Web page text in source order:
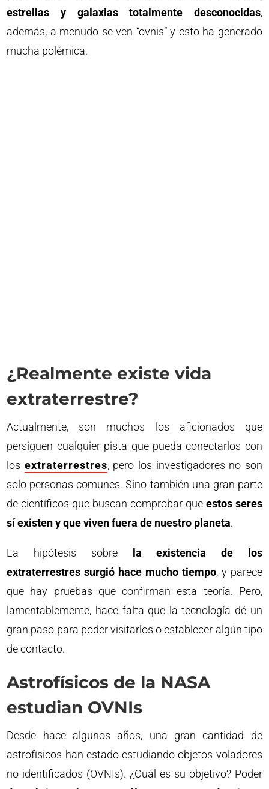
estrellas y galaxias totalmente desconocidas,
además, a menudo se ven “ovnis” y esto ha generado
mucha polémica.
¿Realmente existe vida
extraterrestre?
Actualmente, son muchos los aficionados que
persiguen cualquier pista que pueda conectarlos con
los extraterrestres, pero los investigadores no son
solo personas comunes. Sino también una gran parte
de científicos que buscan comprobar que estos seres
sí existen y que viven fuera de nuestro planeta.
La hipótesis sobre
la existencia de los
extraterrestres surgió hace mucho tiempo, y parece
que hay pruebas que confirman esta teoría. Pero,
lamentablemente, hace falta que la tecnología dé un
gran paso para poder visitarlos o establecer algún tipo
de contacto.
Astrofísicos de la NASA
estudian OVNIs
Desde hace algunos años, una gran cantidad de
astrofísicos han estado estudiando objetos voladores
no identificados (OVNIs). ¿Cuál es su objetivo? Poder